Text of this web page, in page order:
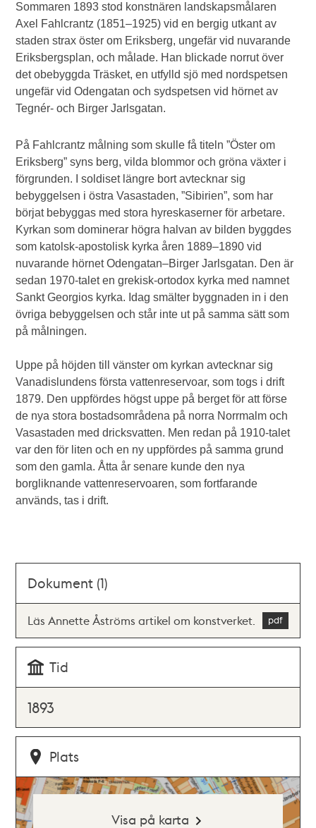
Sommaren 1893 stod konstnären landskapsmålaren
Axel Fahlcrantz (1851–1925) vid en bergig utkant av
staden strax öster om Eriksberg, ungefär vid nuvarande
Eriksbergsplan, och målade. Han blickade norrut över
det obebyggda Träsket, en utfylld sjö med nordspetsen
ungefär vid Odengatan och sydspetsen vid hörnet av
Tegnér- och Birger Jarlsgatan.
På Fahlcrantz målning som skulle få titeln ”Öster om
Eriksberg” syns berg, vilda blommor och gröna växter i
förgrunden. I soldiset längre bort avtecknar sig
bebyggelsen i östra Vasastaden, ”Sibirien”, som har
börjat bebyggas med stora hyreskaserner för arbetare.
Kyrkan som dominerar högra halvan av bilden byggdes
som katolsk-apostolisk kyrka åren 1889–1890 vid
nuvarande hörnet Odengatan–Birger Jarlsgatan. Den är
sedan 1970-talet en grekisk-ortodox kyrka med namnet
Sankt Georgios kyrka. Idag smälter byggnaden in i den
övriga bebyggelsen och står inte ut på samma sätt som
på målningen.
Uppe på höjden till vänster om kyrkan avtecknar sig
Vanadislundens första vattenreservoar, som togs i drift
1879. Den uppfördes högst uppe på berget för att förse
de nya stora bostadsområdena på norra Norrmalm och
Vasastaden med dricksvatten. Men redan på 1910-talet
var den för liten och en ny uppfördes på samma grund
som den gamla. Åtta år senare kunde den nya
borgliknande vattenreservoaren, som fortfarande
används, tas i drift.
Dokument (1)
Läs Annette Åströms artikel om konstverket.
Tid
1893
Plats
Visa på karta